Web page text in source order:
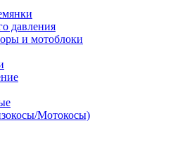
давления
и мотоблоки
Мотокосы)